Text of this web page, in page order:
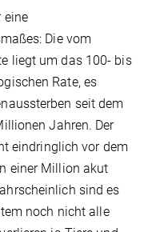
eine
Die vom
liegt um das 100- bis
Rate, es
seit dem
Jahren. Der
eindringlich vor dem
einer Million akut
sind es
noch nicht alle